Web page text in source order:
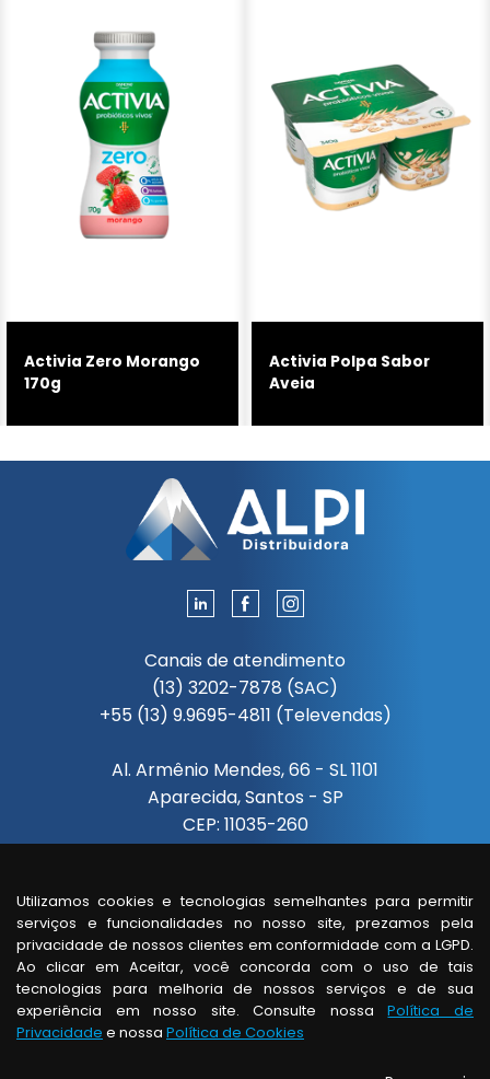
Activia Zero Morango
170g
Activia Polpa Sabor
Aveia
Utilizamos cookies e tecnologias semelhantes para permitir
serviços e funcionalidades no nosso site, prezamos pela
privacidade de nossos clientes em conformidade com a LGPD.
Ao clicar em Aceitar, você concorda com o uso de tais
tecnologias para melhoria de nossos serviços e de sua
experiência em nosso site. Consulte nossaPolítica de
Privacidade e nossa Política de Cookies
Canais de atendimento
(13) 3202-7878 (SAC)
+55 (13) 9.9695-4811 (Televendas)
Al. Armênio Mendes, 66 - SL 1101
Aparecida, Santos - SP
CEP: 11035-260
Visita de um vendedor
somente com horário agendado.
© copyright - todos os direitos reservados